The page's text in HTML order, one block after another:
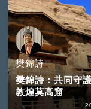
樊錦詩
樊錦詩：共同守
敦煌莫高窟